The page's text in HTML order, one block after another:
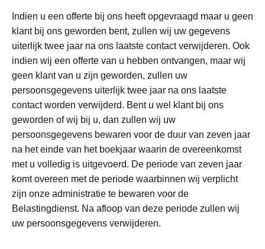
Indien u een offerte bij ons heeft opgevraagd maar u geen
klant bij ons geworden bent, zullen wij uw gegevens
uiterlijk twee jaar na ons laatste contact verwijderen. Ook
indien wij een offerte van u hebben ontvangen, maar wij
geen klant van u zijn geworden, zullen uw
persoonsgegevens uiterlijk twee jaar na ons laatste
contact worden verwijderd. Bent u wel klant bij ons
geworden of wij bij u, dan zullen wij uw
persoonsgegevens bewaren voor de duur van zeven jaar
na het einde van het boekjaar waarin de overeenkomst
met u volledig is uitgevoerd. De periode van zeven jaar
komt overeen met de periode waarbinnen wij verplicht
zijn onze administratie te bewaren voor de
Belastingdienst. Na afloop van deze periode zullen wij
uw persoonsgegevens verwijderen.